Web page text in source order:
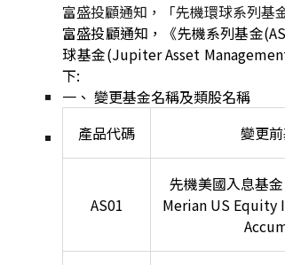
富盛投顧通知，「先機環球系列基
富盛投顧通知，《先機系列基金
球基金(Jupiter Asset
下:
一、 變更基金名稱及類股名稱
產品代碼
變更
AS01
先機美國入息基金
Merian US Equity